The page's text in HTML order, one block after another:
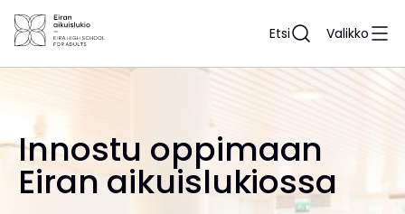
Siirry
sisältöön
Etsi Valikko
Innostu oppimaan
Eiran aikuislukiossa